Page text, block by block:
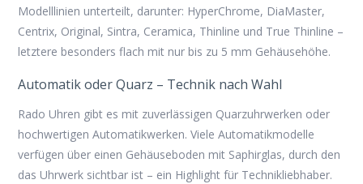
Modelllinien unterteilt, darunter: HyperChrome, DiaMaster,
Centrix, Original, Sintra, Ceramica, Thinline und True Thinline –
letztere besonders flach mit nur bis zu 5 mm Gehäusehöhe.
Automatik oder Quarz – Technik nach Wahl
Rado Uhren gibt es mit zuverlässigen Quarzuhrwerken oder
hochwertigen Automatikwerken. Viele Automatikmodelle
verfügen über einen Gehäuseboden mit Saphirglas, durch den
das Uhrwerk sichtbar ist – ein Highlight für Technikliebhaber.